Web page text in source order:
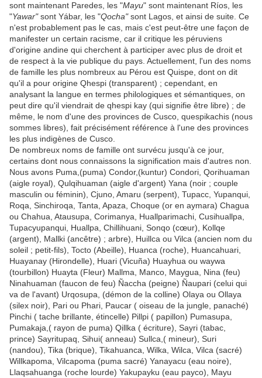
sont maintenant Paredes, les "Mayu" sont maintenant Ríos, les
"Yawar"sont Yábar, les "Qocha"sont Lagos, et ainsi de suite. Ce
n'est probablement pas le cas, mais c'est peut-être une façon de
manifester un certain racisme, car il critique les péruviens
d'origine andine qui cherchent à participer avec plus de droit et
de respect à la vie publique du pays. Actuellement, l'un des noms
de famille les plus nombreux au Pérou est Quispe, dont on dit
qu'il a pour origine Qhespi (transparent) ; cependant, en
analysant la langue en termes philologiques et sémantiques, on
peut dire qu'il viendrait de qhespi kay (qui signifie être libre) ; de
même, le nom d'une des provinces de Cusco, quespikachis (nous
sommes libres), fait précisément référence à l'une des provinces
les plus indigènes de Cusco.
De nombreux noms de famille ont survécu jusqu'à ce jour,
certains dont nous connaissons la signification mais d'autres non.
Nous avons Puma,(puma) Condor,(kuntur) Condori, Qorihuaman
(aigle royal), Qulqihuaman (aigle d'argent) Yana (noir ; couple
masculin ou féminin), Cjuno, Amaru (serpent), Tupacc, Yupanqui,
Roqa, Sinchiroqa, Tanta, Apaza, Choque (or en aymara) Chagua
ou Chahua, Atausupa, Corimanya, Huallparimachi, Cusihuallpa,
Tupacyupanqui, Huallpa, Chillihuani, Sonqo (cœur), Kollqe
(argent), Mallki (ancêtre) ; arbre), Huillca ou Vilca (ancien nom du
soleil ; petit-fils), Tocto (Abeille), Huanca (roche), Huancahuari,
Huayanay (Hirondelle), Huari (Vicuña) Huayhua ou waywa
(tourbillon) Huayta (Fleur) Mallma, Manco, Maygua, Nina (feu)
Ninahuaman (faucon de feu) Ñaccha (peigne) Ñaupari (celui qui
va de l'avant) Urqosupa, (démon de la colline) Olaya ou Ollaya
(silex noir), Pari ou Phari, Paucar ( oiseau de la jungle, panaché)
Pinchi ( tache brillante, étincelle) Pillpi ( papillon) Pumasupa,
Pumakaja,( rayon de puma) Qillka ( écriture), Sayri (tabac,
prince) Sayritupaq, Sihui( anneau) Sullca,( mineur), Suri
(nandou), Tika (brique), Tikahuanca, Wilka, Wilca, Vilca (sacré)
Willkapoma, Vilcapoma (puma sacré) Yanayacu (eau noire),
Llaqsahuanga (roche lourde) Yakupayku (eau payco), Mayu